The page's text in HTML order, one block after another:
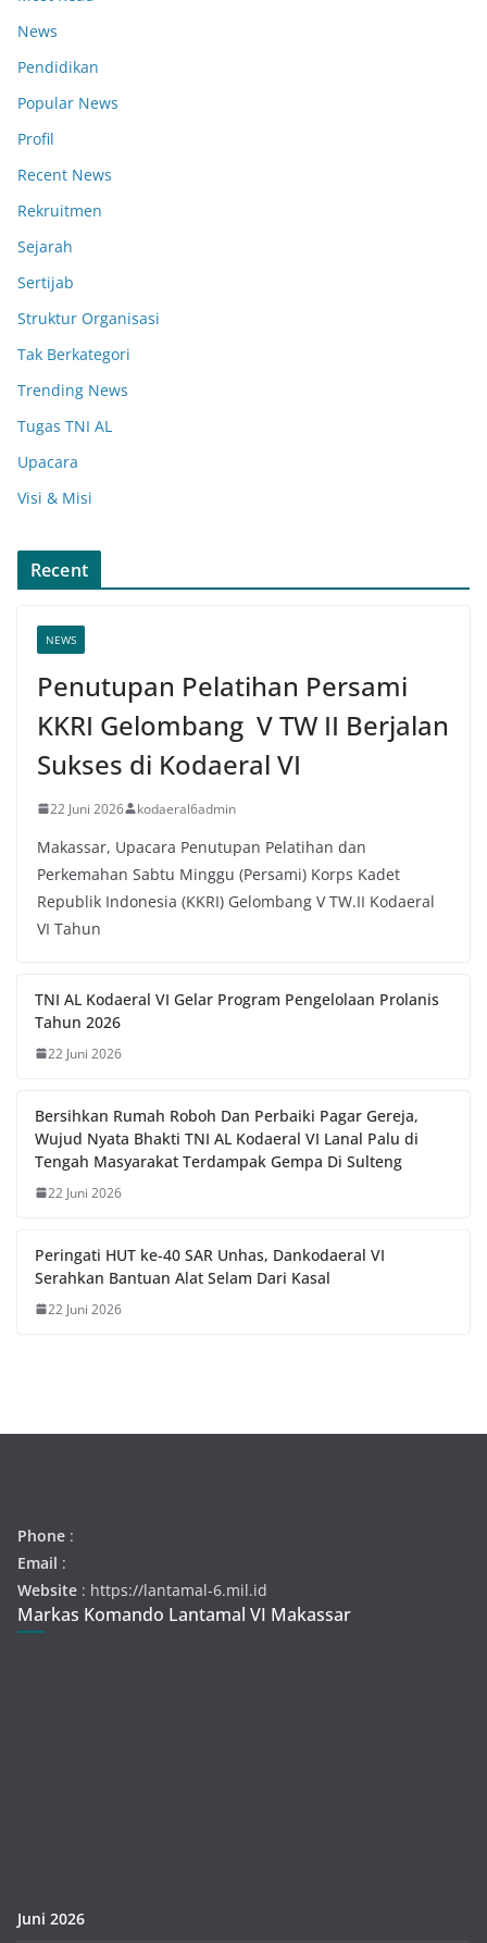
News
Pendidikan
Popular News
Profil
Recent News
Rekruitmen
Sejarah
Sertijab
Struktur Organisasi
Tak Berkategori
Trending News
Tugas TNI AL
Upacara
Visi & Misi
Recent
NEWS
Penutupan Pelatihan Persami
KKRI Gelombang V TW II Berjalan
Sukses di Kodaeral VI
22 Juni 2026 kodaeral6admin
Makassar, Upacara Penutupan Pelatihan dan
Perkemahan Sabtu Minggu (Persami) Korps Kadet
Republik Indonesia (KKRI) Gelombang V TW.II Kodaeral
VI Tahun
TNI AL Kodaeral VI Gelar Program Pengelolaan Prolanis
Tahun 2026
22 Juni 2026
Bersihkan Rumah Roboh Dan Perbaiki Pagar Gereja,
Wujud Nyata Bhakti TNI AL Kodaeral VI Lanal Palu di
Tengah Masyarakat Terdampak Gempa Di Sulteng
22 Juni 2026
Peringati HUT ke-40 SAR Unhas, Dankodaeral VI
Serahkan Bantuan Alat Selam Dari Kasal
22 Juni 2026
Phone :
Email :
Website : https://lantamal-6.mil.id
Markas Komando Lantamal VI Makassar
Juni 2026